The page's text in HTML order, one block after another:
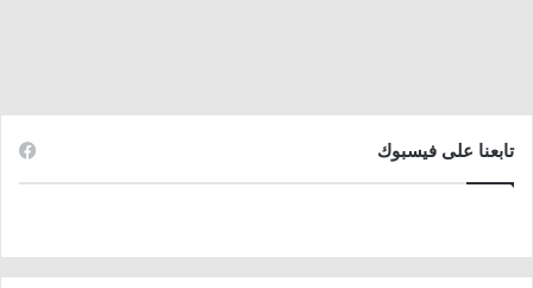
تابعنا على فيسبوك